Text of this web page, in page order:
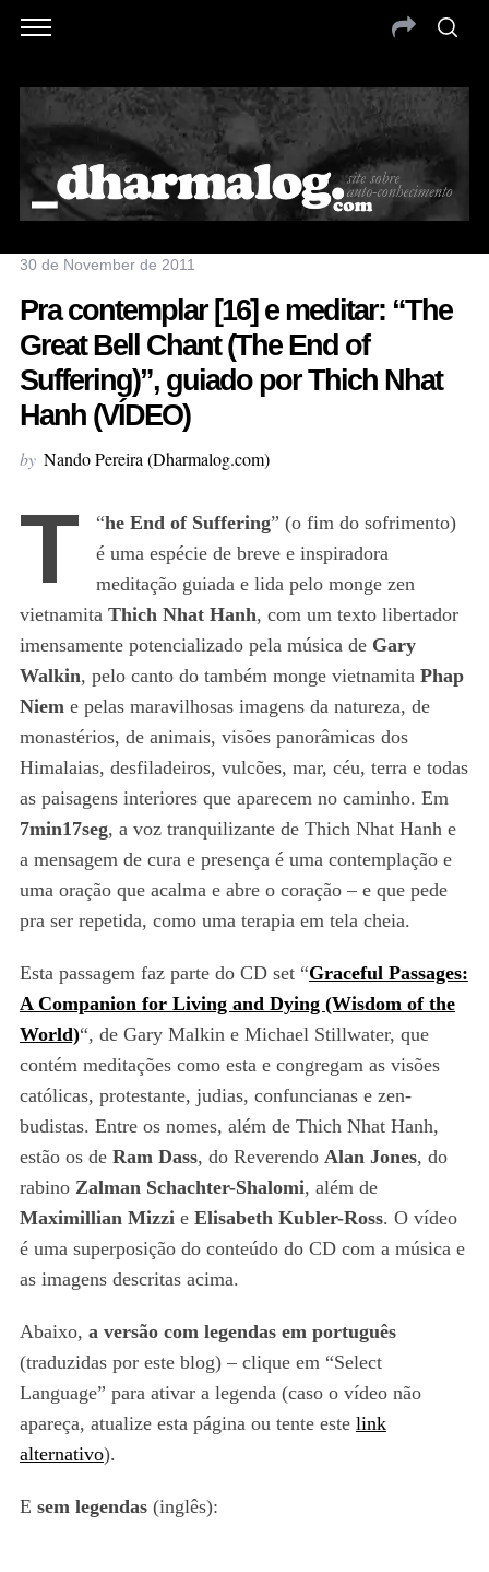
30 de November de 2011
Pra contemplar [16] e meditar: “The
Great Bell Chant (The End of
Suffering)”, guiado por Thich Nhat
Hanh (VÍDEO)
by Nando Pereira (Dharmalog.com)
“
T he End of Suffering” (o fim do sofrimento)
é uma espécie de breve e inspiradora
meditação guiada e lida pelo monge zen
vietnamita Thich Nhat Hanh, com um texto libertador
imensamente potencializado pela música de Gary
Walkin, pelo canto do também monge vietnamita Phap
Niem e pelas maravilhosas imagens da natureza, de
monastérios, de animais, visões panorâmicas dos
Himalaias, desfiladeiros, vulcões, mar, céu, terra e todas
as paisagens interiores que aparecem no caminho. Em
7min17seg, a voz tranquilizante de Thich Nhat Hanh e
a mensagem de cura e presença é uma contemplação e
uma oração que acalma e abre o coração – e que pede
pra ser repetida, como uma terapia em tela cheia.
Esta passagem faz parte do CD set “Graceful Passages:
A Companion for Living and Dying (Wisdom of the
World)“, de Gary Malkin e Michael Stillwater, que
contém meditações como esta e congregam as visões
católicas, protestante, judias, confuncianas e zen-
budistas. Entre os nomes, além de Thich Nhat Hanh,
estão os de Ram Dass, do Reverendo Alan Jones, do
rabino Zalman Schachter-Shalomi, além de
Maximillian Mizzi e Elisabeth Kubler-Ross. O vídeo
é uma superposição do conteúdo do CD com a música e
as imagens descritas acima.
Abaixo, a versão com legendas em português
(traduzidas por este blog) – clique em “Select
Language” para ativar a legenda (caso o vídeo não
apareça, atualize esta página ou tente este link
alternativo).
E sem legendas(inglês):